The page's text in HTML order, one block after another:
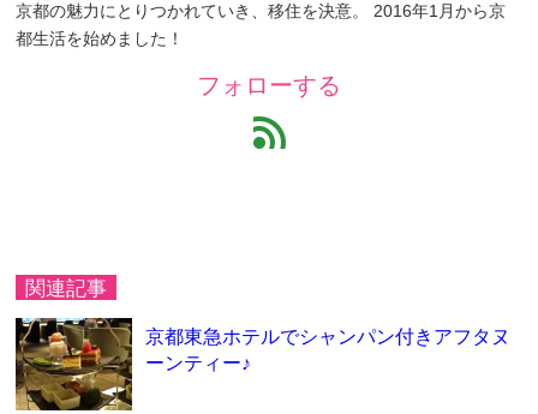
京都の魅力にとりつかれていき、移住を決意。 2016年1月から京
都生活を始めました！
フォローする
feed
関連記事
京都東急ホテルでシャンパン付きアフタヌ
ーンティー♪